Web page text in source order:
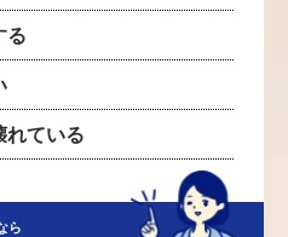
る
れている
ら